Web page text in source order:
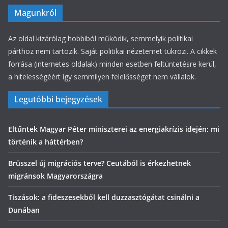
Magunkról
Az oldal kizárólag hobbiból működik, semmelyik politikai
párthoz nem tartozik. Saját politikai nézetemet tükrözi. A cikkek
forrása (internetes oldalak) minden esetben feltüntetésre kerül,
a hitelességéért így semmilyen felelősséget nem vállalok.
Legutóbbi bejegyzések
Eltűntek Magyar Péter miniszterei az energiakrízis idején: mi
történik a háttérben?
Brüsszel új migrációs terve? Ceutából is érkezhetnek
migránsok Magyarországra
Tiszások: a fideszesekből kell duzzasztógátat csinálni a
Dunában